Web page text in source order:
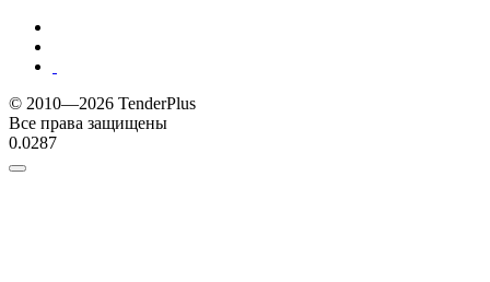
© 2010—2026 TenderPlus
Все права защищены
0.0287